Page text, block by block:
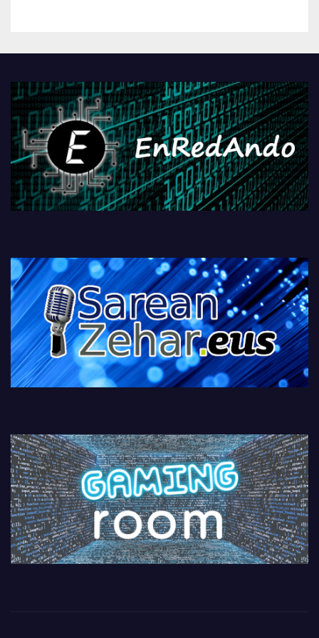
PlayStationeko bideojoko